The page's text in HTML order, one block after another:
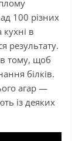
100 різних
в
результату.
тому, щоб
білків.
агар —
із деяких